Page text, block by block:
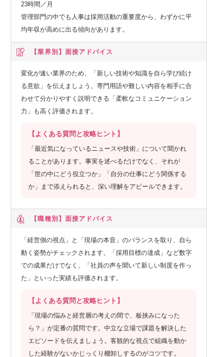
23時間／月
管理部門の中でも人事は採用活動の重要度から、わずかに平
均年収が高めに出る傾向があります。
【業界別】 面接アドバイス
変化が速い業界のため、「新しい技術や知識を自ら学び続け
る意欲」を伝えましょう。専門用語や難しい内容を相手に合
わせて分かりやすく説明できる「柔軟なコミュニケーション
力」も高く評価されます。
【よくある質問と攻略ヒント】
「最近気になっているニュースや技術」について聞かれ
ることがあります。事実を述べるだけでなく、それが
「世の中にどう役立つか」「自分の仕事にどう関係する
か」まで添えられると、深い理解をアピールできます。
【職種別】 面接アドバイス
「経営側の視点」と「現場の本音」のバランスを取り、自ら
動く姿勢がチェックされます。「採用目標の達成」など数字
での成果だけでなく、「社員の声を聞いて新しい制度を作っ
た」といった実績も評価されます。
【よくある質問と攻略ヒント】
「現場の悩みと経営層の考えの間で、板挟みになった
ら？」が定番の質問です。中立な立場で課題を解決した
エピソードを伝えましょう。客観的な視点で組織を動か
した経験がないかじっくり棚卸しするのがコツです。